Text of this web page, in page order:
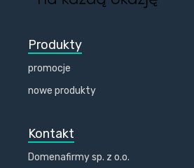
Produkty
promocje
nowe produkty
Kontakt
Domenafirmy sp. z o.o.